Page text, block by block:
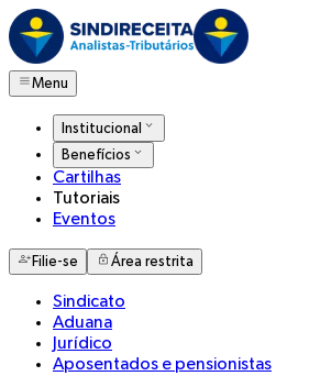
Menu
Institucional
Benefícios
Cartilhas
Tutoriais
Eventos
Filie-se Área restrita
Sindicato
Aduana
Jurídico
Aposentados e pensionistas